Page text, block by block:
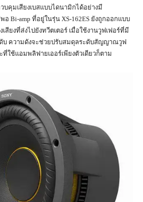
บคุมเสียงเบสแบบไดนามิกได้อย่างมี
Bi-amp ที่อยู่ในรุ่น XS-162ES ยังถูกออกแบบ
สียงที่ส่งไปยังทวีตเตอร์ เมื่อใช้งานวูฟเฟอร์ที่มี
บ ความดังจะช่วยปรับสมดุลระดับสัญญาณวูฟ
ใช้แอมพลิฟายเออร์เพียงตัวเดียวก็ตาม